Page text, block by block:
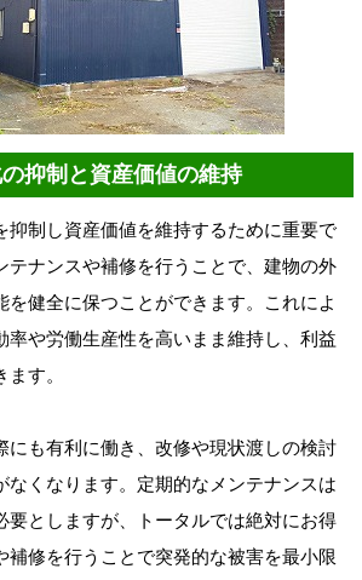
抑制と資産価値の維持
抑制し資産価値を維持するために重要で
テナンスや補修を行うことで、建物の外
を健全に保つことができます。これによ
率や労働生産性を高いまま維持し、利益
す。
にも有利に働き、改修や現状渡しの検討
なくなります。定期的なメンテナンスは
要としますが、トータルでは絶対にお得
補修を行うことで突発的な被害を最小限